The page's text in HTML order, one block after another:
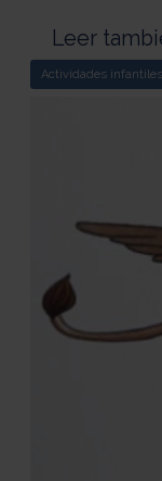
Leer
Actividades infantiles